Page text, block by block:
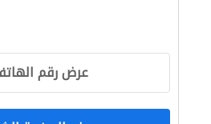
عرض رقم